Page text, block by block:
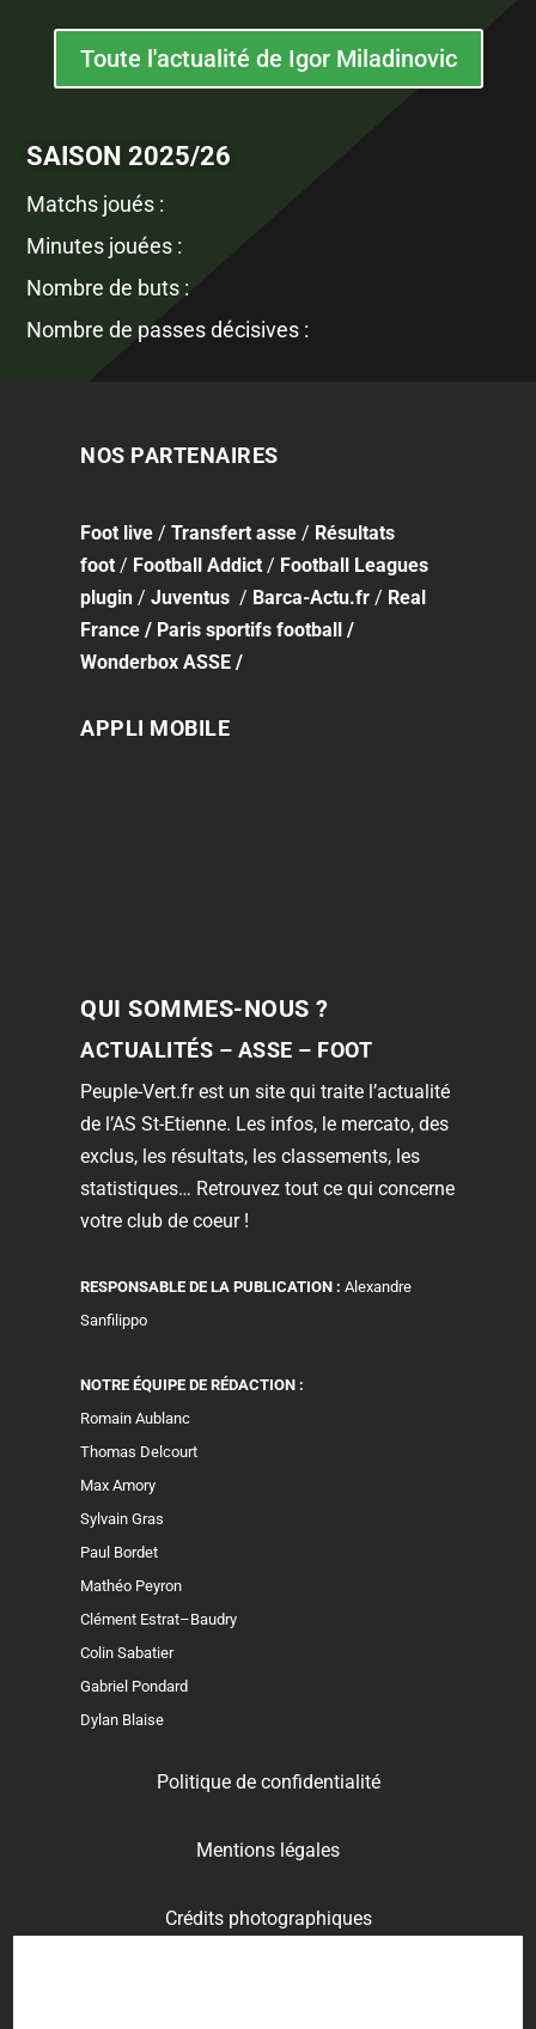
Toute l'actualité de Igor Miladinovic
SAISON 2025/26
Matchs joués :
Minutes jouées :
Nombre de buts :
Nombre de passes décisives :
NOS PARTENAIRES
Foot live /Transfert asse / Résultats
foot / Football Addict / Football Leagues
plugin /Juventus / Barca-Actu.fr / Real
France / Paris sportifs football /
Wonderbox ASSE /
APPLI MOBILE
QUI SOMMES-NOUS ?
ACTUALITÉS – ASSE – FOOT
Peuple-Vert.fr est un site qui traite l’actualité
de l’AS St-Etienne. Les infos, le mercato, des
exclus, les résultats, les classements, les
statistiques… Retrouvez tout ce qui concerne
votre club de coeur !
RESPONSABLE DE LA PUBLICATION : Alexandre
Sanfilippo
NOTRE ÉQUIPE DE RÉDACTION :
Romain Aublanc
Thomas Delcourt
Max Amory
Sylvain Gras
Paul Bordet
Mathéo Peyron
Clément Estrat–Baudry
Colin Sabatier
Gabriel Pondard
Dylan Blaise
Politique de confidentialité
Mentions légales
Crédits photographiques